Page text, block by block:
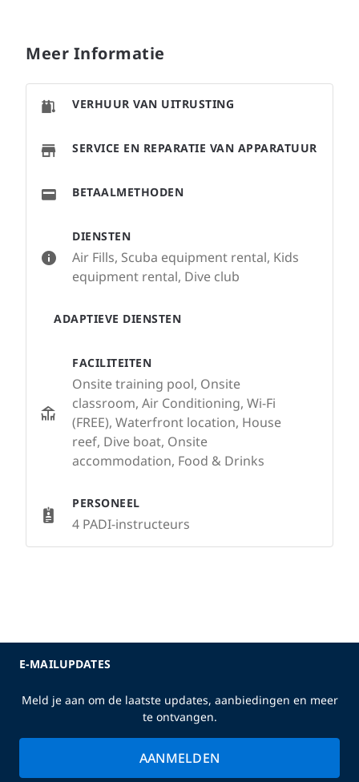
Meer Informatie
DIENSTEN
Air Fills, Scuba equipment rental, Kids
equipment rental, Dive club
ADAPTIEVE DIENSTEN
FACILITEITEN
Onsite training pool, Onsite
classroom, Air Conditioning, Wi-Fi
(FREE), Waterfront location, House
reef, Dive boat, Onsite
accommodation, Food & Drinks
PERSONEEL
4 PADI-instructeurs
VERHUUR VAN UITRUSTING
SERVICE EN REPARATIE VAN APPARATUUR
BETAALMETHODEN
E-MAILUPDATES
Meld je aan om de laatste updates, aanbiedingen en meer
te ontvangen.
AANMELDEN